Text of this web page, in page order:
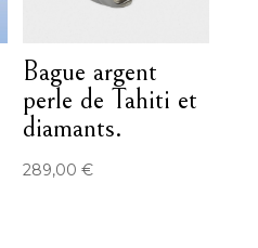
Bague argent
perle de Tahiti et
diamants.
289,00€